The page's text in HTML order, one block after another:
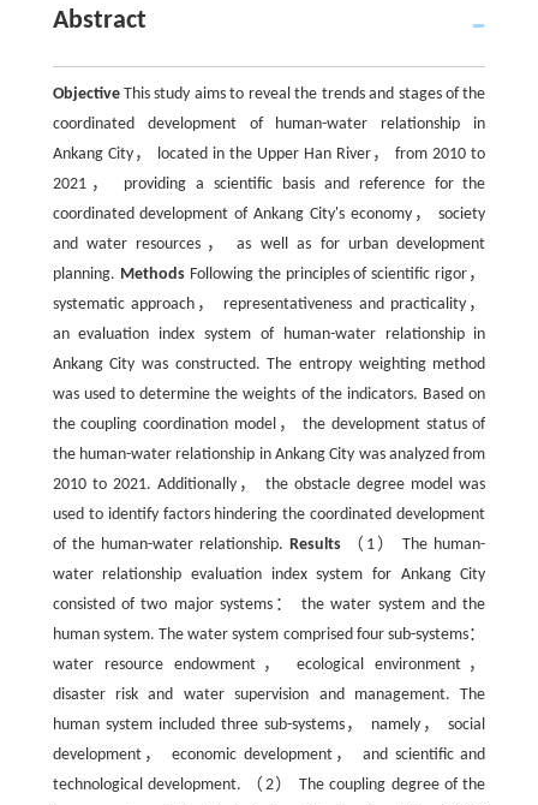
Abstract
ObjectiveThis study aims to reveal the trends and stages of the
coordinated development of human-water relationship in
Ankang City， located in the Upper Han River， from 2010 to
2021， providing a scientific basis and reference for the
coordinated development of Ankang City's economy， society
and water resources， as well as for urban development
planning. MethodsFollowing the principles of scientific rigor，
systematic approach， representativeness and practicality，
an evaluation index system of human-water relationship in
Ankang City was constructed. The entropy weighting method
was used to determine the weights of the indicators. Based on
the coupling coordination model， the development status of
the human-water relationship in Ankang City was analyzed from
2010 to 2021. Additionally， the obstacle degree model was
used to identify factors hindering the coordinated development
of the human-water relationship. Results（1） The human-
water relationship evaluation index system for Ankang City
consisted of two major systems： the water system and the
human system. The water system comprised four sub-systems：
water resource endowment， ecological environment，
disaster risk and water supervision and management. The
human system included three sub-systems， namely， social
development， economic development， and scientific and
technological development. （2） The coupling degree of the